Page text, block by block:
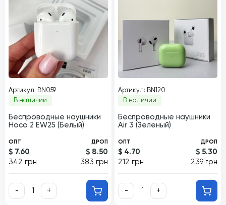
Артикул: BN059
В наличии
Беспроводные наушники
Hoco 2 EW25 (Белый)
ОПТ
$ 7.60
342 грн
ДРОП
$ 8.50
383 грн
- +
Артикул: BN120
В наличии
Беспроводные наушники
Air 3 (Зеленый)
ОПТ
$ 4.70
212 грн
ДРОП
$ 5.30
239 грн
- +